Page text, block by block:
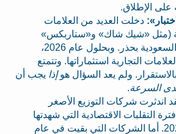
الإطلاق.
دخلت العديد من العلامات
(مثل «شيك شاك» و«ستاربكس»
وغيرها) السوق السعودية بحذر. وبحلول عام 2026،
التجارية استثماراتها. وتتمتع
ولم يعد السؤال هوإذا يجب أن
السرعة.
اندثرت شركات التوزيع الأصغر
التقلبات الاقتصادية التي شهدتها
الفترة 2020-2023. أما الشركات التي بقيت في عام